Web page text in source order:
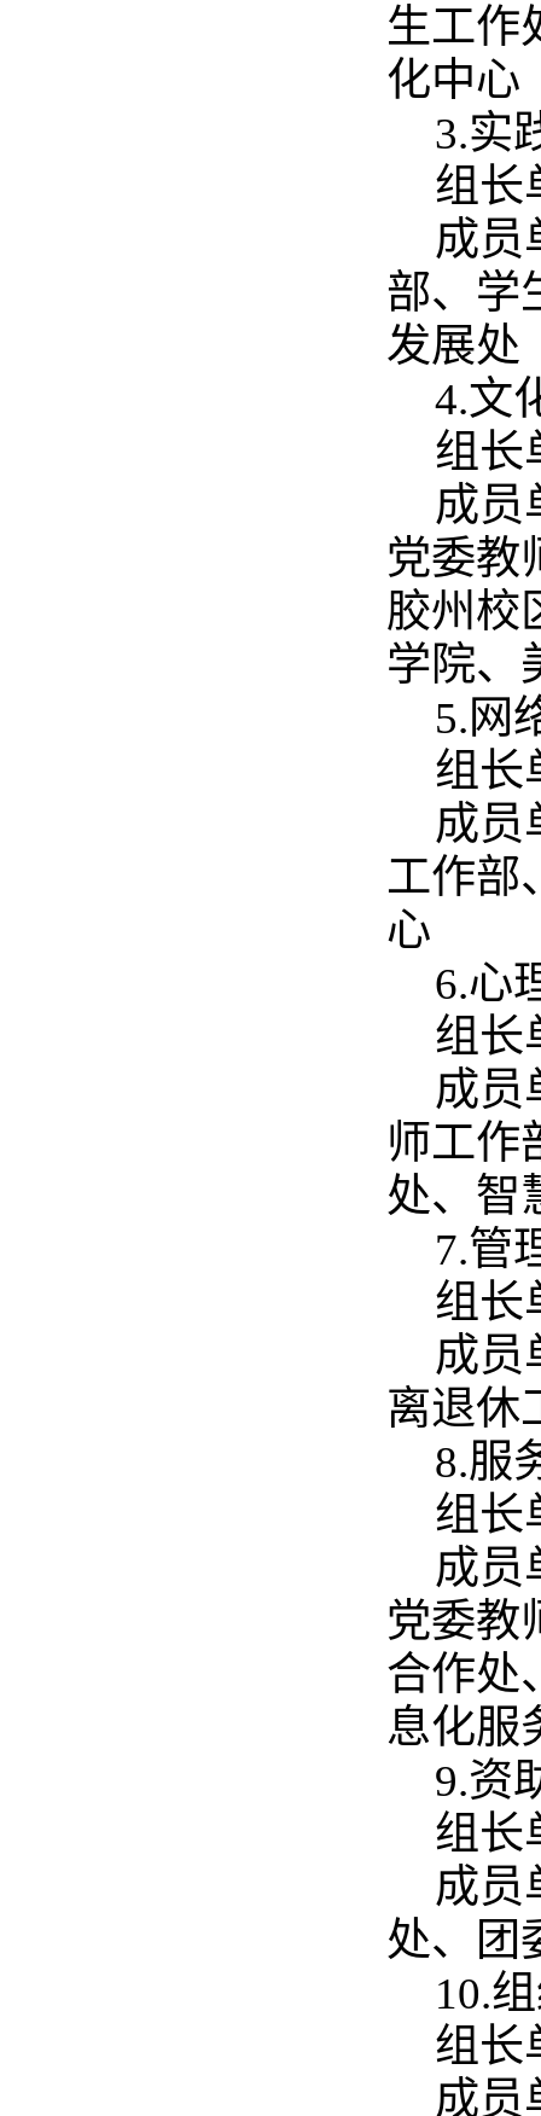
生工作
化中心
3.实
组长
成员
部、学
发展处
4.文
组长
成员
党委教
胶州校
学院、
5.网
组长
成员
工作部
心
6.心
组长
成员
师工作
处、智
7.管
组长
成员
离退休
8.服
组长
成员
党委教
合作处
息化服
9.资
组长
成员
处、团
10.
组长
成员